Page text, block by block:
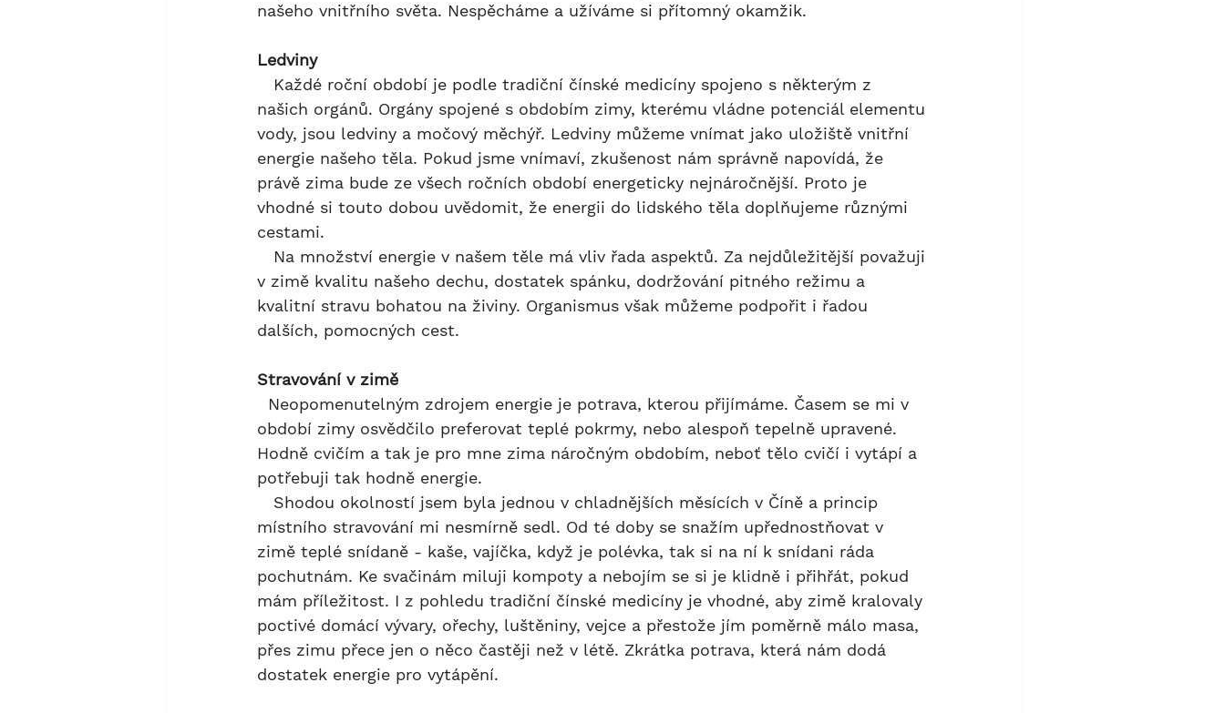
našeho vnitřního světa. Nespěcháme a užíváme si přítomný okamžik.
Ledviny
našich orgánů. Orgány spojené s obdobím zimy, kterému vládne potenciál elementu
vody, jsou ledviny a močový měchýř. Ledviny můžeme vnímat jako uložiště vnitřní
energie našeho těla. Pokud jsme vnímaví, zkušenost nám správně napovídá, že
právě zima bude ze všech ročních období energeticky nejnáročnější. Proto je
vhodné si touto dobou uvědomit, že energii do lidského těla doplňujeme různými
cestami.
v zimě kvalitu našeho dechu, dostatek spánku, dodržování pitného režimu a
kvalitní stravu bohatou na živiny. Organismus však můžeme podpořit i řadou
dalších, pomocných cest.
Stravování v zimě
období zimy osvědčilo preferovat teplé pokrmy, nebo alespoň tepelně upravené.
Hodně cvičím a tak je pro mne zima náročným obdobím, neboť tělo cvičí i vytápí a
potřebuji tak hodně energie.
místního stravování mi nesmírně sedl. Od té doby se snažím upřednostňovat v
zimě teplé snídaně - kaše, vajíčka, když je polévka, tak si na ní k snídani ráda
pochutnám. Ke svačinám miluji kompoty a nebojím se si je klidně i přihřát, pokud
mám příležitost. I z pohledu tradiční čínské medicíny je vhodné, aby zimě kralovaly
poctivé domácí vývary, ořechy, luštěniny, vejce a přestože jím poměrně málo masa,
přes zimu přece jen o něco častěji než v létě. Zkrátka potrava, která nám dodá
dostatek energie pro vytápění.